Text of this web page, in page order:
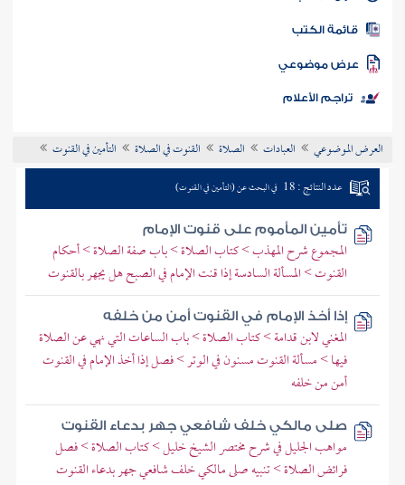
المكتبة
الكتب
موضوعي
تراجم الأعلام
العرض الموضوعي العبادات الصلاة القنوت في الصلاة التأمين في القنوت
عدد النتائج : 18 في البحث عن (التأمين في القنوت)
تأمين المأموم على قنوت الإمام
المجموع شرح المهذب > كتاب الصلاة > باب صفة الصلاة > أحكام
القنوت > المسألة السادسة إذا قنت الإمام في الصبح هل يجهر بالقنوت
إذا أخذ الإمام في القنوت أمن من خلفه
المغني لابن قدامة > كتاب الصلاة > باب الساعات التي نهي عن الصلاة
فيها > مسألة القنوت مسنون في الوتر > فصل إذا أخذ الإمام في القنوت
أمن من خلفه
صلى مالكي خلف شافعي جهر بدعاء القنوت
مواهب الجليل في شرح مختصر الشيخ خليل > كتاب الصلاة > فصل
فرائض الصلاة > تنبيه صلى مالكي خلف شافعي جهر بدعاء القنوت